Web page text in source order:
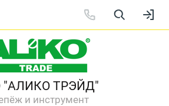
"АЛИКО ТРЭЙД"
и инструмент